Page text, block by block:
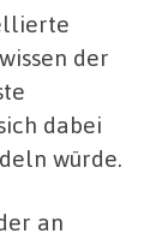
der
dabei
würde.
an